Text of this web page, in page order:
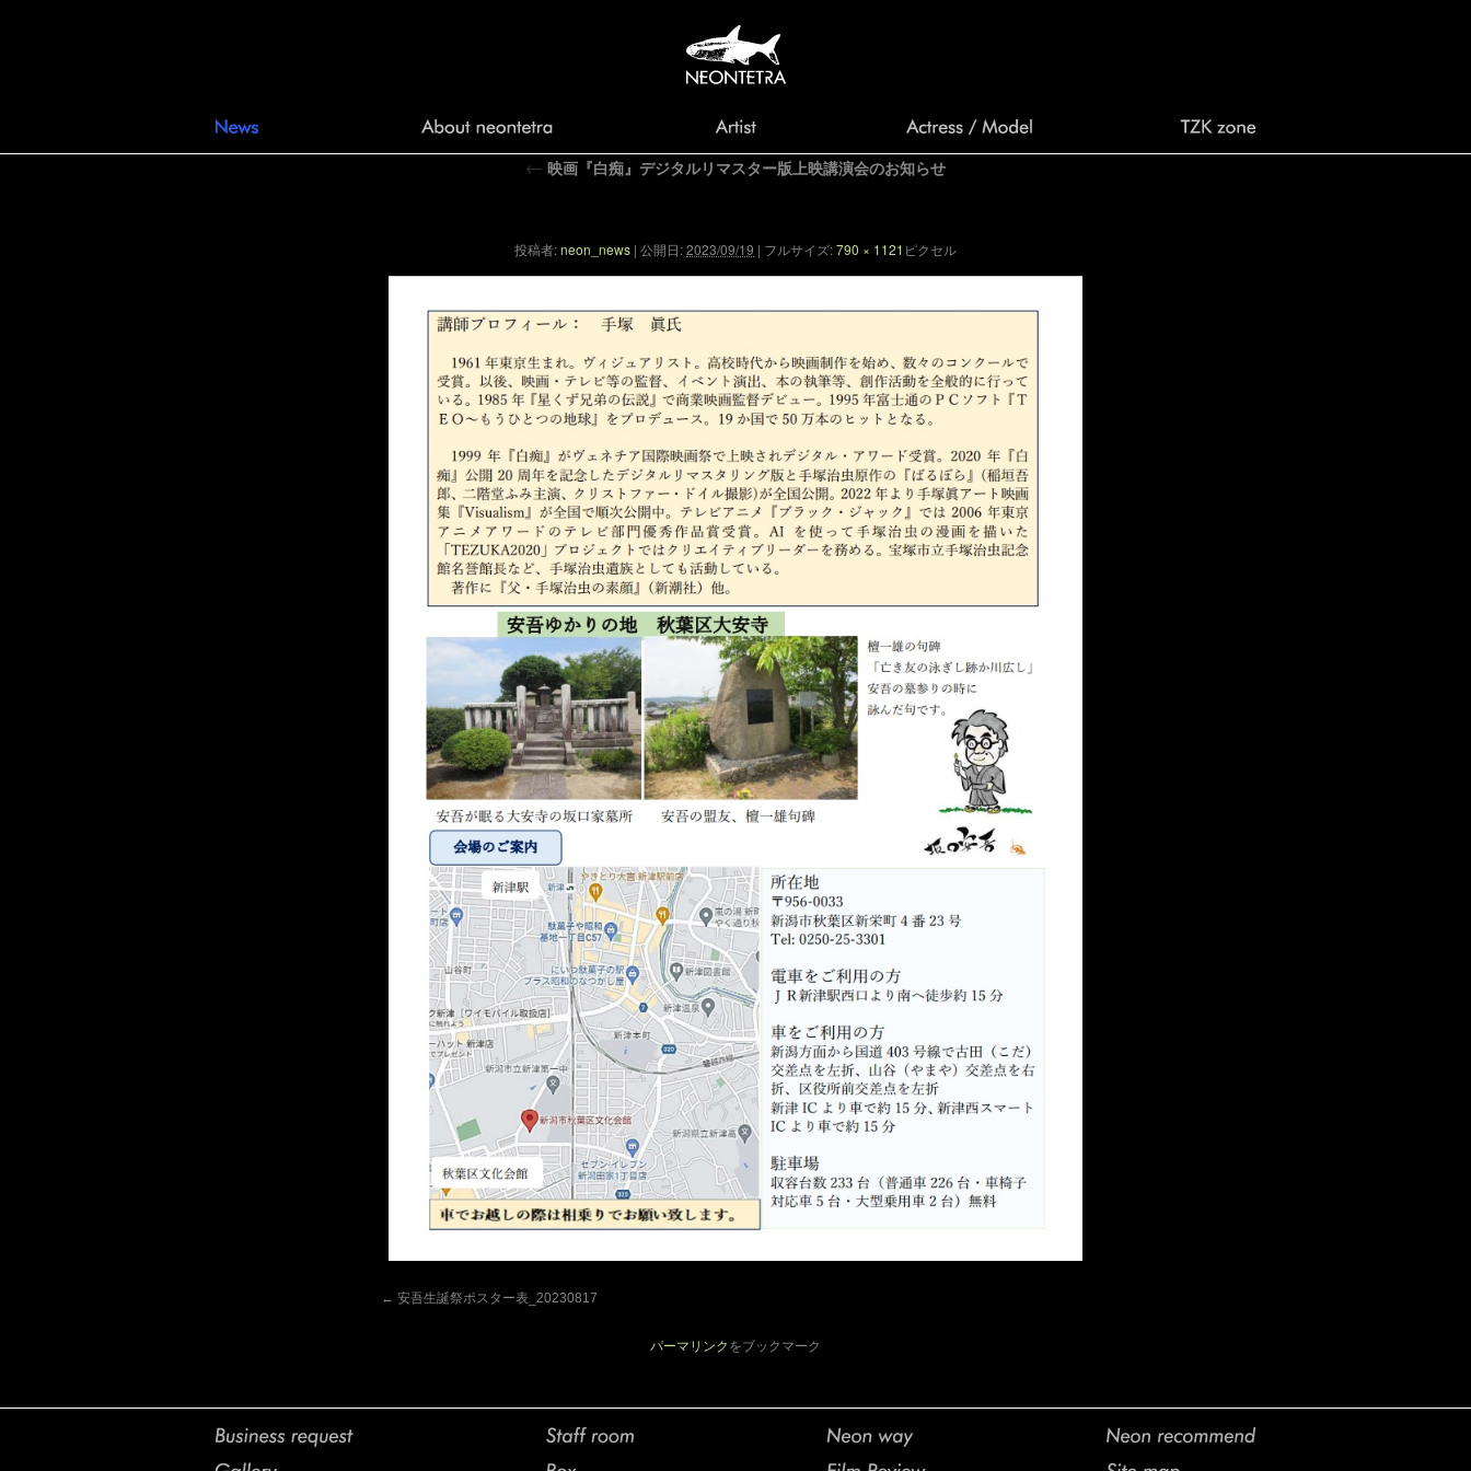
← 映画『白痴』デジタルリマスター版上映講演会のお知らせ
投稿者:neon_news | 公開日:2023/09/19 | フルサイズ:790 × 1121 ピクセル
安吾生誕祭ポスター表_20230817
パーマリンクをブックマーク